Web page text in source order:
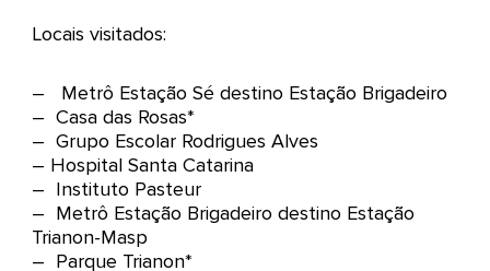
Locais visitados:
– Metrô Estação Sé destino Estação Brigadeiro
– Casa das Rosas*
– Grupo Escolar Rodrigues Alves
– Hospital Santa Catarina
– Instituto Pasteur
– Metrô Estação Brigadeiro destino Estação
Trianon-Masp
– Parque Trianon*